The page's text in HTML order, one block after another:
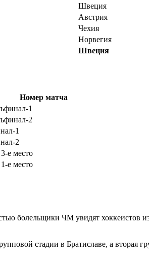
Швеция
Австрия
Чехия
Норвегия
Швеция
Номер матча
1
2
1
2
е место
е место
болельщики ЧМ увидят хоккеистов
стадии в Братиславе, а вторая